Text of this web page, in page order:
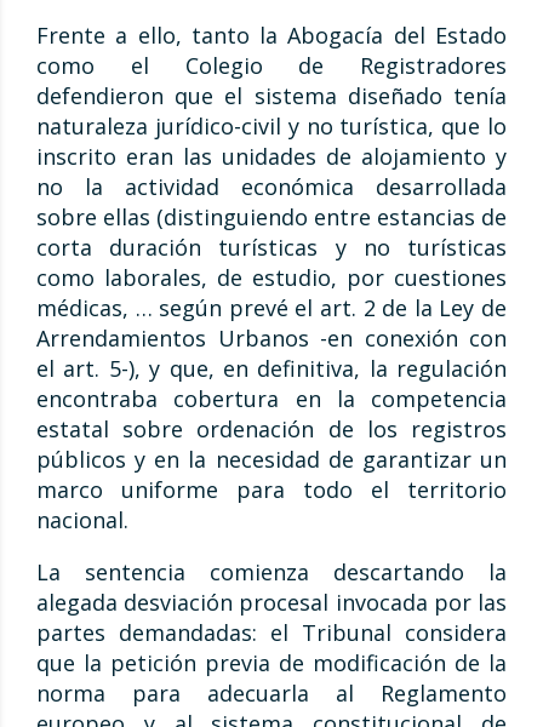
Frente a ello, tanto la Abogacía del Estado
como el Colegio de Registradores
defendieron que el sistema diseñado tenía
naturaleza jurídico-civil y no turística, que lo
inscrito eran las unidades de alojamiento y
no la actividad económica desarrollada
sobre ellas (distinguiendo entre estancias de
corta duración turísticas y no turísticas
como laborales, de estudio, por cuestiones
médicas, … según prevé el art. 2 de la Ley de
Arrendamientos Urbanos -en conexión con
el art. 5-), y que, en definitiva, la regulación
encontraba cobertura en la competencia
estatal sobre ordenación de los registros
públicos y en la necesidad de garantizar un
marco uniforme para todo el territorio
nacional.
La sentencia comienza descartando la
alegada desviación procesal invocada por las
partes demandadas: el Tribunal considera
que la petición previa de modificación de la
norma para adecuarla al Reglamento